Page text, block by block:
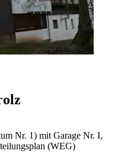
Nr. 1) mit Garage Nr. I,
(WEG)